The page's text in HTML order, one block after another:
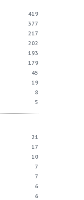
419
377
217
202
193
179
45
19
8
5
21
17
10
7
7
6
6